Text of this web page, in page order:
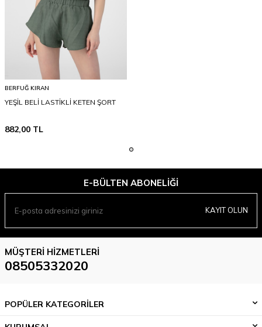
BERFUĞ KIRAN
YEŞİL BELİ LASTİKLİ KETEN ŞORT
882,00 TL
E-BÜLTEN ABONELIĞI
KAYIT OLUN
MÜŞTERI HIZMETLERI
08505332020
POPÜLER KATEGORİLER